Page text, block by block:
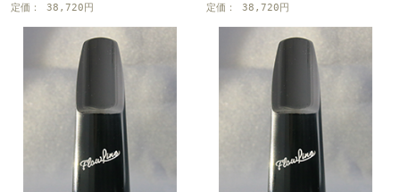
定価： 38,720円 定価： 38,720円